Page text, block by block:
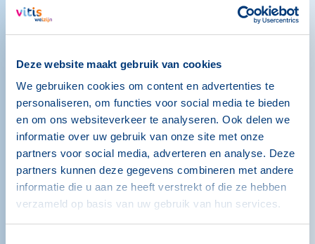
Deze website maakt gebruik van cookies
We gebruiken cookies om content en advertenties te
personaliseren, om functies voor social media te bieden
en om ons websiteverkeer te analyseren. Ook delen we
informatie over uw gebruik van onze site met onze
partners voor social media, adverteren en analyse. Deze
partners kunnen deze gegevens combineren met andere
informatie die u aan ze heeft verstrekt of die ze hebben
verzameld op basis van uw gebruik van hun services.
Menstruatie uitgiftepunten